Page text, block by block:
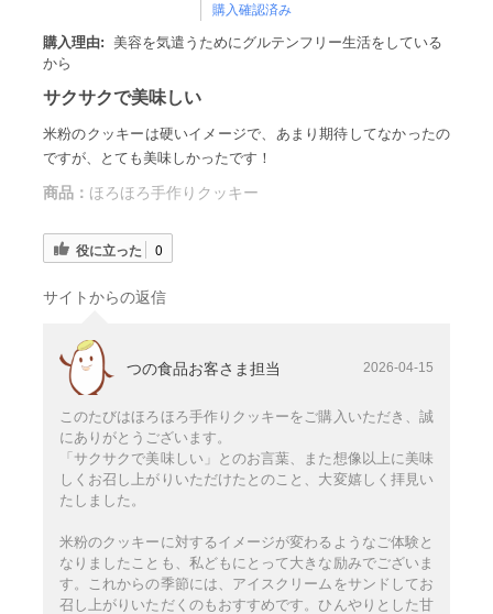
購入確認済み
購入理由:
美容を気遣うためにグルテンフリー生活をしている
から
サクサクで美味しい
米粉のクッキーは硬いイメージで、あまり期待してなかったの
ですが、とても美味しかったです！
商品： ほろほろ手作りクッキー
役に立った 0
サイトからの返信
つの食品お客さま担当 2026-04-15
このたびはほろほろ手作りクッキーをご購入いただき、誠
にありがとうございます。
「サクサクで美味しい」とのお言葉、また想像以上に美味
しくお召し上がりいただけたとのこと、大変嬉しく拝見い
たしました。
米粉のクッキーに対するイメージが変わるようなご体験と
なりましたことも、私どもにとって大きな励みでございま
す。これからの季節には、アイスクリームをサンドしてお
召し上がりいただくのもおすすめです。ひんやりとした甘